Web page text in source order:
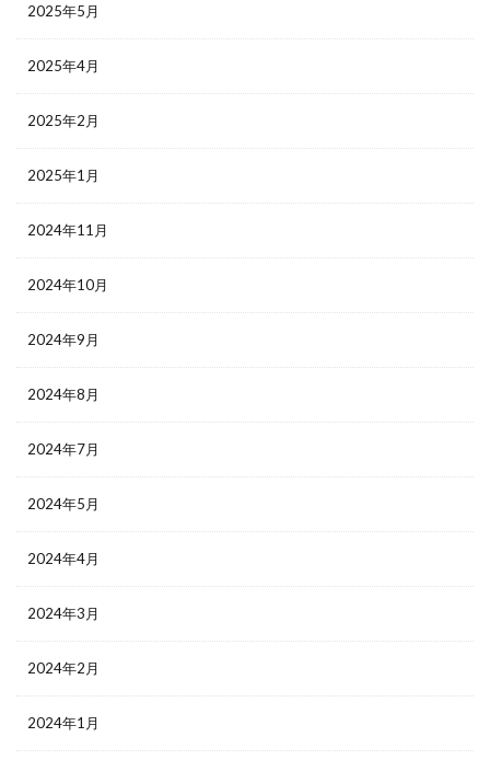
2025年5月
2025年4月
2025年2月
2025年1月
2024年11月
2024年10月
2024年9月
2024年8月
2024年7月
2024年5月
2024年4月
2024年3月
2024年2月
2024年1月